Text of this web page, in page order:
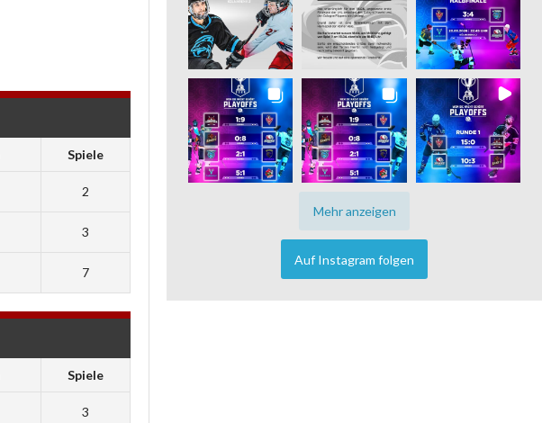
Spiele
2
3
7
Spiele
3
Mehr anzeigen
Auf Instagram folgen